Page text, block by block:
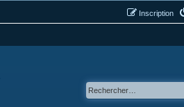
Inscription